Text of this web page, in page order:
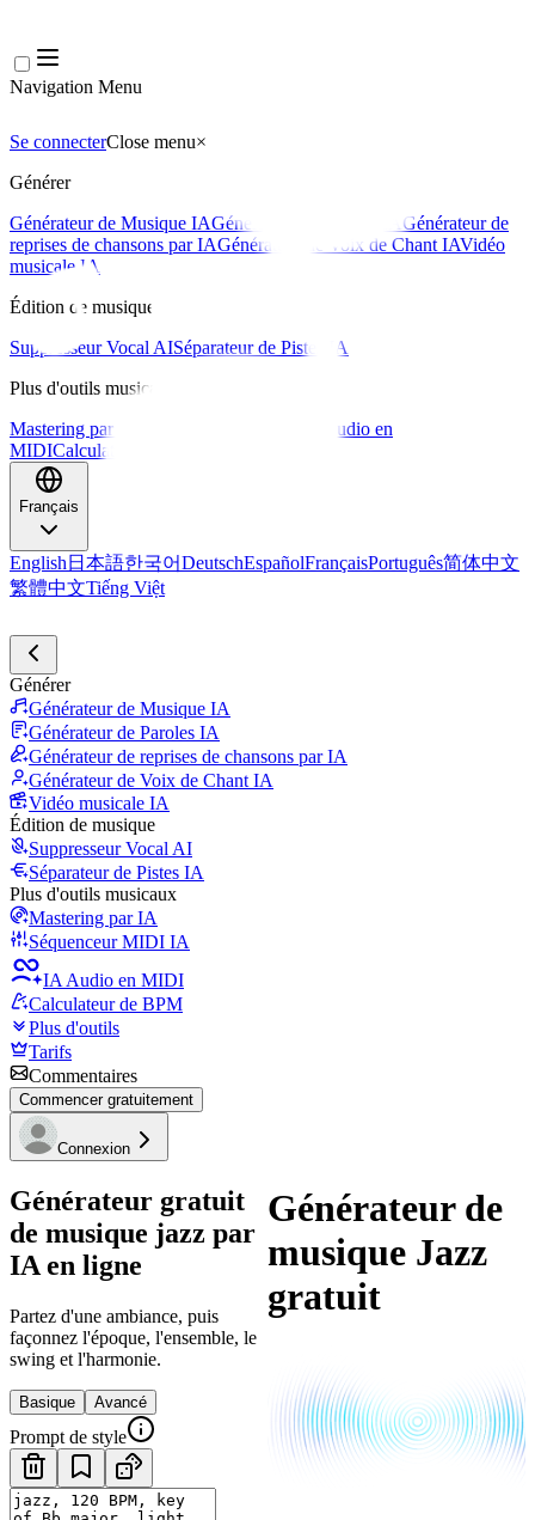
Navigation Menu
Se connecterClose menu×
Générer
Générateur de Musique IAGénérateur de Paroles IA Générateur de
reprises de chansons par IAGénérateur de Voix de Chant IAVidéo
musicale IA
Édition de musique
Suppresseur Vocal AISéparateur de Pistes IA
Plus d'outils musicaux
Mastering par IA
IA Audio en
MIDICalculateur de BPM
Français
English 日本語한국어DeutschEspañolFrançaisPortuguês简体中文
繁體中文Tiếng Việt
Générer
Générateur de Musique IA
Générateur de Paroles IA
Générateur de reprises de chansons par IA
Générateur de Voix de Chant IA
Vidéo musicale IA
Édition de musique
Suppresseur Vocal AI
Séparateur de Pistes IA
Plus d'outils musicaux
Mastering par IA
Séquenceur MIDI IA
IA Audio en MIDI
Calculateur de BPM
Plus d'outils
Tarifs
Commentaires
Commencer gratuitement
Connexion
Générateur gratuit
de musique jazz par
IA en ligne
Partez d'une ambiance, puis
façonnez l'époque, l'ensemble, le
swing et l'harmonie.
Basique Avancé
Prompt de style
Générateur de
musique Jazz
gratuit